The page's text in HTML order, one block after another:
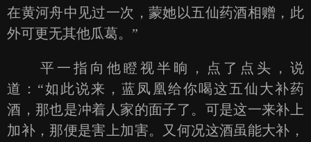
在黄河舟中见过一次，蒙她以五仙药酒相赠，此
外可更无其他瓜葛。”
平一指向他瞪视半晌，点了点头，说
道：“如此说来，蓝凤凰给你喝这五仙大补药
酒，那也是冲着人家的面子了。可是这一来补上
加补，那便是害上加害。又何况这酒虽能大补，